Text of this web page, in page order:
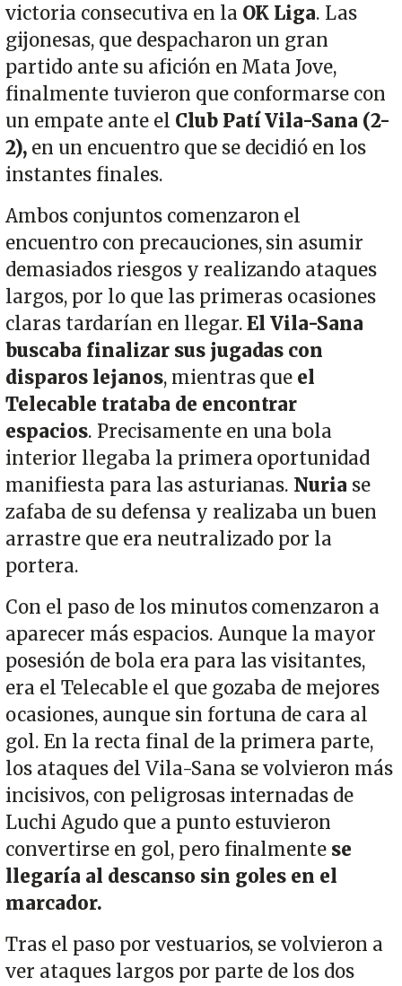
victoria consecutiva en la OK Liga. Las
gijonesas, que despacharon un gran
partido ante su afición en Mata Jove,
finalmente tuvieron que conformarse con
un empate ante el Club Patí Vila-Sana (2-
2), en un encuentro que se decidió en los
instantes finales.
Ambos conjuntos comenzaron el
encuentro con precauciones, sin asumir
demasiados riesgos y realizando ataques
largos, por lo que las primeras ocasiones
claras tardarían en llegar.El Vila-Sana
buscaba finalizar sus jugadas con
disparos lejanos, mientras que el
Telecable trataba de encontrar
espacios. Precisamente en una bola
interior llegaba la primera oportunidad
manifiesta para las asturianas. Nuria se
zafaba de su defensa y realizaba un buen
arrastre que era neutralizado por la
portera.
Con el paso de los minutos comenzaron a
aparecer más espacios. Aunque la mayor
posesión de bola era para las visitantes,
era el Telecable el que gozaba de mejores
ocasiones, aunque sin fortuna de cara al
gol. En la recta final de la primera parte,
los ataques del Vila-Sana se volvieron más
incisivos, con peligrosas internadas de
Luchi Agudo que a punto estuvieron
convertirse en gol, pero finalmente se
llegaría al descanso sin goles en el
marcador.
Tras el paso por vestuarios, se volvieron a
ver ataques largos por parte de los dos